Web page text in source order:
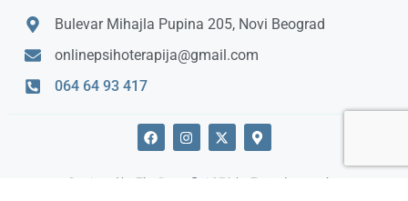
Bulevar Mihajla Pupina 205, Novi Beograd
onlinepsihoterapija@gmail.com
064 64 93 417
Designed by The Butterfly | SEO by Tvoja desna ruka
F
a
I
n
X
-
M
a